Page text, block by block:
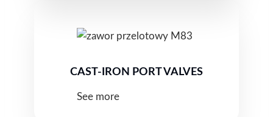
CAST-IRON PORT VALVES
See more